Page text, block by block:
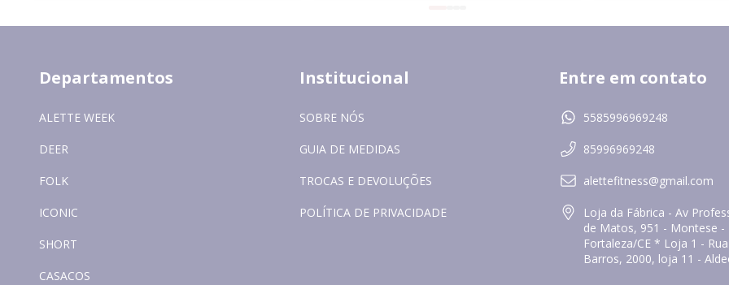
Departamentos
ALETTE WEEK
DEER
FOLK
ICONIC
SHORT
CASACOS
Institucional
SOBRE NÓS
GUIA DE MEDIDAS
TROCAS E DEVOLUÇÕES
POLÍTICA DE PRIVACIDADE
Entre em contato
5585996969248
85996969248
alettefitness@gmail.com
Loja da Fábrica - Av
de Matos, 951 - Montese -
Fortaleza/CE * Loja 1 -
Barros, 2000, loja 11 -